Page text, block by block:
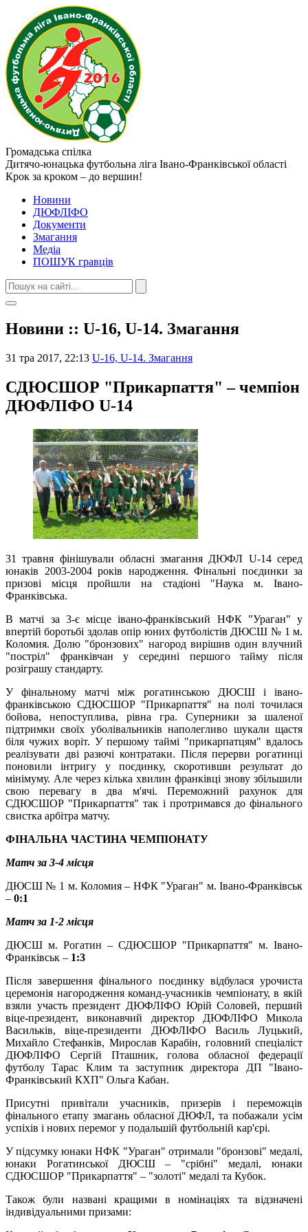
Громадська спілка
Дитячо-юнацька футбольна ліга Івано-Франківської області
Крок за кроком – до вершин!
Новини
ДЮФЛІФО
Документи
Змагання
Медіа
ПОШУК гравців
Новини :: U-16, U-14. Змагання
31 тра 2017, 22:13 U-16, U-14. Змагання
СДЮСШОР "Прикарпаття" – чемпіон
ДЮФЛІФО U-14
31 травня фінішували обласні змагання ДЮФЛ U-14 серед
юнаків 2003-2004 років народження. Фінальні поєдинки за
призові місця пройшли на стадіоні "Наука м. Івано-
Франківська.
В матчі за 3-є місце івано-франківський НФК "Ураган" у
впертій боротьбі здолав опір юних футболістів ДЮСШ № 1 м.
Коломия. Долю "бронзових" нагород вирішив один влучний
"постріл" франківчан у середині першого тайму після
розіграшу стандарту.
У фінальному матчі між рогатинською ДЮСШ і івано-
франківською СДЮСШОР "Прикарпаття" на полі точилася
бойова, непоступлива, рівна гра. Суперники за шаленої
підтримки своїх уболівальників наполегливо шукали щастя
біля чужих воріт. У першому таймі "прикарпатцям" вдалось
реалізувати дві разючі контратаки. Після перерви рогатинці
поновили інтригу у поєдинку, скоротивши результат до
мінімуму. Але через кілька хвилин франківці знову збільшили
свою перевагу в два м'ячі. Переможний рахунок для
СДЮСШОР "Прикарпаття" так і протримався до фінального
свистка арбітра матчу.
ФІНАЛЬНА ЧАСТИНА ЧЕМПІОНАТУ
Матч за 3-4 місця
ДЮСШ № 1 м. Коломия – НФК "Ураган" м. Івано-Франківськ
– 0:1
Матч за 1-2 місця
ДЮСШ м. Рогатин – СДЮСШОР "Прикарпаття" м. Івано-
Франківськ – 1:3
Після завершення фінального поєдинку відбулася урочиста
церемонія нагородження команд-учасників чемпіонату, в якій
взяли участь президент ДЮФЛІФО Юрій Соловей, перший
віце-президент, виконавчий директор ДЮФЛІФО Микола
Васильків, віце-президенти ДЮФЛІФО Василь Луцький,
Михайло Стефанків, Мирослав Карабін, головний спеціаліст
ДЮФЛІФО Сергій Пташник, голова обласної федерації
футболу Тарас Клим та заступник директора ДП "Івано-
Франківський КХП" Ольга Кабан.
Присутні привітали учасників, призерів і переможців
фінального етапу змагань обласної ДЮФЛ, та побажали усім
успіхів і нових перемог у подальшій футбольній кар'єрі.
У підсумку юнаки НФК "Ураган" отримали "бронзові" медалі,
юнаки Рогатинської ДЮСШ – "срібні" медалі, юнаки
СДЮСШОР "Прикарпаття" – "золоті" медалі та Кубок.
Також були названі кращими в номінаціях та відзначені
індивідуальними призами: